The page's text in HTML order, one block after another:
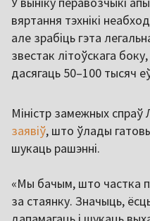
вяртання тэхнікі
але зрабіць гэта
звестак літоўскага
дасягаць 50–100 тысяч
Міністр замежных спраў
заявіў, што ўлады
шукаць рашэнні.
«Мы бачым, што частка
за стаянку. Значыць,